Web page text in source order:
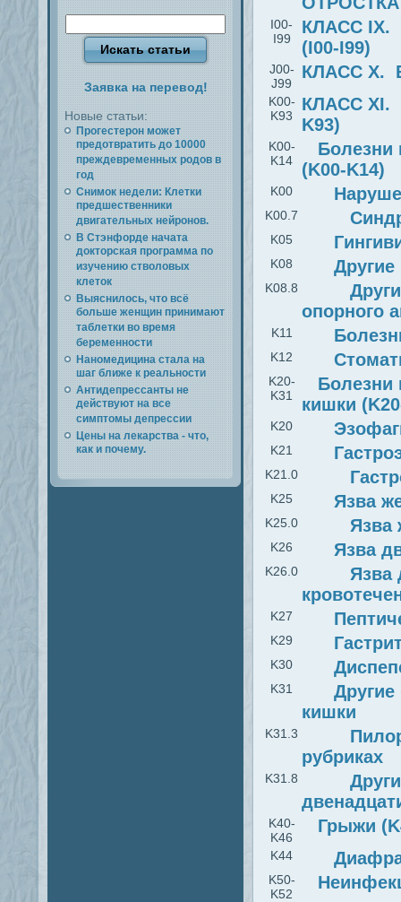
Заявка на перевод!
Новые статьи:
Прогестерон может
предотвратить до 10000
преждевременных родов в
год
Снимок недели: Клетки
предшественники
двигательных нейронов.
В Стэнфорде начата
докторская программа по
изучению стволовых
клеток
Выяснилось, что всё
больше женщин принимают
таблетки во время
беременности
Наномедицина стала на
шаг ближе к реальности
Антидепрессанты не
действуют на все
симптомы депрессии
Цены на лекарства - что,
как и почему.
I00-
I99
КЛАСС
(I00-I99)
J00-
J99
КЛАСС X.
K00-
K93
КЛАСС
K93)
K00-
K14
Болезни
(K00-K14)
K00
K00.7
K05
K08 Другие
K08.8
опорного
K11
K12
K20-
K31
Болезни
кишки
K20
K21
K21.0
K25 Язва
K25.0 Язва
K26 Язва
K26.0
Язва
K27
K29
K30
K31
кишки
K31.3
рубриках
K31.8
K40-
K46
Грыжи
K44
K50-
K52